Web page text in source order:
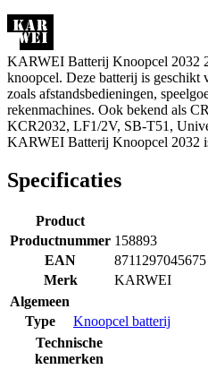
KARWEI Batterij Knoopcel 2032
knoopcel. Deze batterij is geschikt
zoals afstandsbedieningen,
rekenmachines. Ook bekend als
KCR2032, LF1/2V, SB-T51,
KARWEI Batterij Knoopcel 2032
Specificaties
Product
Productnummer 158893
EAN
8711297045675
Merk
KARWEI
Algemeen
Type
Knoopcel batterij
Technische
kenmerken